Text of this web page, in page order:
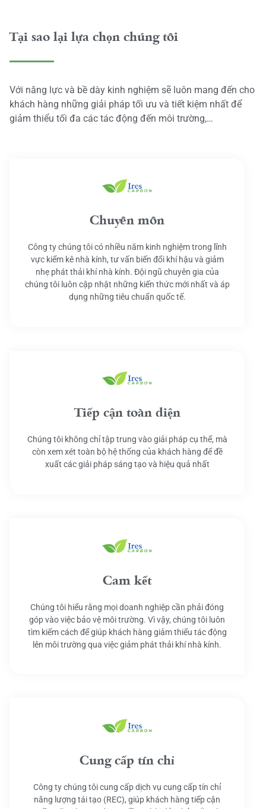
Tại sao lại lựa chọn chúng tôi
Với năng lực và bề dày kinh nghiệm sẽ luôn mang đến cho
khách hàng những giải pháp tối ưu và tiết kiệm nhất để
giảm thiểu tối đa các tác động đến môi trường,…
Chuyên môn
Công ty chúng tôi có nhiều năm kinh nghiệm trong lĩnh
vực kiểm kê nhà kính, tư vấn biến đổi khí hậu và giảm
nhẹ phát thải khí nhà kính. Đội ngũ chuyên gia của
chúng tôi luôn cập nhật những kiến thức mới nhất và áp
dụng những tiêu chuẩn quốc tế.
Tiếp cận toàn diện
Chúng tôi không chỉ tập trung vào giải pháp cụ thể, mà
còn xem xét toàn bộ hệ thống của khách hàng để đề
xuất các giải pháp sáng tạo và hiệu quả nhất
Cam kết
Chúng tôi hiểu rằng mọi doanh nghiệp cần phải đóng
góp vào việc bảo vệ môi trường. Vì vậy, chúng tôi luôn
tìm kiếm cách để giúp khách hàng giảm thiểu tác động
lên môi trường qua việc giảm phát thải khí nhà kính.
Cung cấp tín chỉ
Công ty chúng tôi cung cấp dịch vụ cung cấp tín chỉ
năng lượng tái tạo (REC), giúp khách hàng tiếp cận